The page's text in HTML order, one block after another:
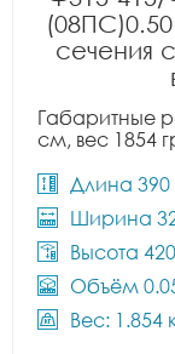
сечения
Габаритные
см, вес 1854
Длина
Ширина
Высота
Объём
Вес: 1.854